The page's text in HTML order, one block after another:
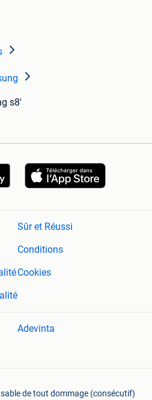
s8'
Sûr et Réussi
Conditions
Cookies
Adevinta
de tout dommage (consécutif)